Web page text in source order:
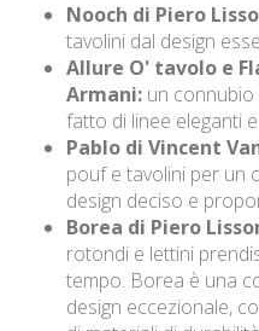
Nooch di Piero
tavolini dal design
Allure O' tavolo e
Armani: un
fatto di linee eleganti
Pablo di Vincent
pouf e tavolini per un
design deciso e
Borea di Piero
rotondi e lettini
tempo. Borea è una
design eccezionale,